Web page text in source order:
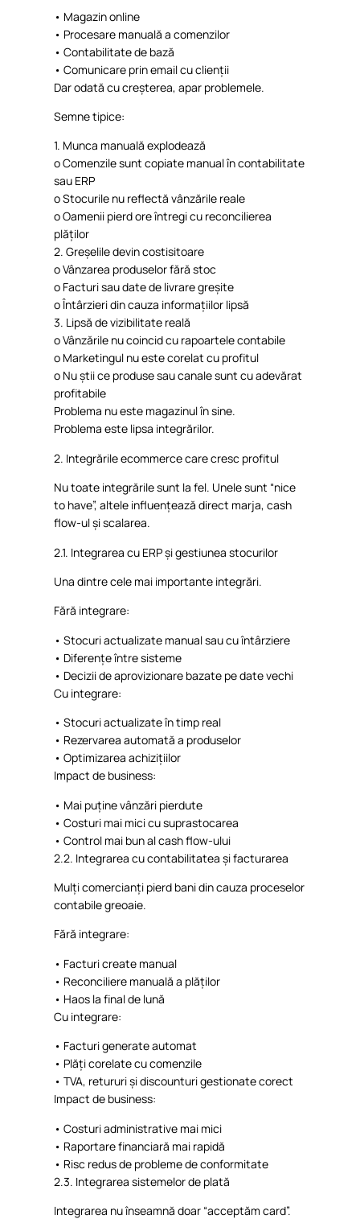
• Magazinonline
• Procesare manuală acomenzilor
•Contabilitatede bază
•Comunicare prinemail cuclienții
Darodată cucreșterea, apar problemele.
Semnetipice:
1. Munca manuală explodează
oComenzilesuntcopiate manualîncontabilitate
sau ERP
oStocurile nu reflectă vânzările reale
oOamenii pierdoreîntregicu reconcilierea
plăților
2.Greșeliledevincostisitoare
oVânzarea produselorfără stoc
o Facturisaudate de livraregreșite
oÎntârzieridincauza informațiilor lipsă
3. Lipsă devizibilitate reală
oVânzările nucoincidcu rapoartelecontabile
o Marketingul nuestecorelat cu profitul
o Nuștiice produsesaucanalesunt cuadevărat
profitabile
Problema nueste magazinulînsine.
Problema este lipsa integrărilor.
2. Integrărileecommerce carecresc profitul
Nutoate integrărilesunt lafel. Unelesunt “nice
to have”,altele influențează direct marja, cash
flow-ulșiscalarea.
2.1. Integrarea cu ERPșigestiunea stocurilor
Unadintrecele mai importante integrări.
Fără integrare:
•Stocuriactualizate manualsaucuîntârziere
• Diferențeîntresisteme
• Deciziideaprovizionare bazate pe datevechi
Cu integrare:
•Stocuriactualizateîntimp real
• Rezervarea automată a produselor
•Optimizarea achizițiilor
Impact de business:
• Mai puținevânzări pierdute
•Costuri mai micicusuprastocarea
•Control mai bun al cash flow-ului
2.2. Integrarea cucontabilitatea șifacturarea
Mulțicomercianți pierd bani dincauza proceselor
contabilegreoaie.
Fără integrare:
• Facturicreate manual
• Reconciliere manuală a plăților
• Haos la final de lună
Cu integrare:
• Facturigenerate automat
• Plățicorelate cucomenzile
•TVA, retururișidiscounturigestionatecorect
Impact de business:
•Costuriadministrative mai mici
• Raportarefinanciară mai rapidă
• Risc redusde problemedeconformitate
2.3. Integrarea sistemelorde plată
Integrarea nuînseamnă doar “acceptăm card”.